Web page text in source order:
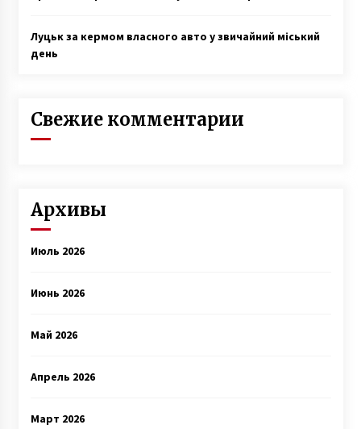
Луцьк за кермом власного авто у звичайний міський
день
Свежие комментарии
Архивы
Июль 2026
Июнь 2026
Май 2026
Апрель 2026
Март 2026